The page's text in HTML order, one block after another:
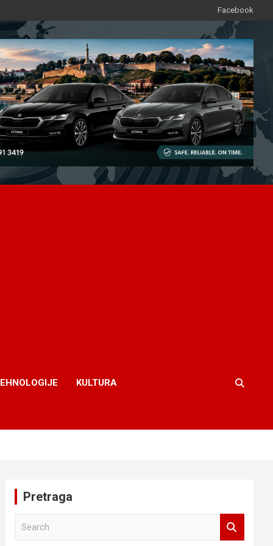
Facebook
KULTURA
Pretraga